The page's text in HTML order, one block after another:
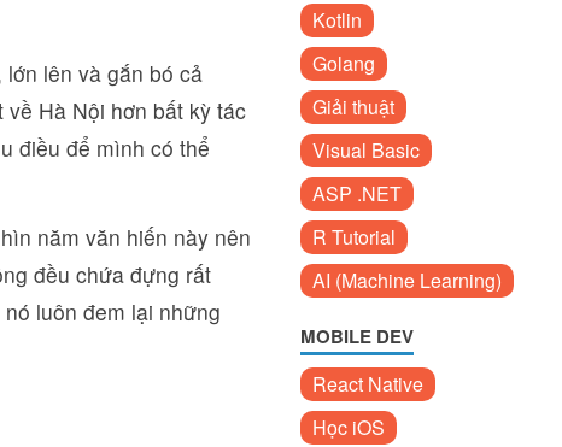
lên và gắn bó cả
Hà Nội hơn bất kỳ tác
điều để mình có thể
năm văn hiến này nên
đều chứa đựng rất
luôn đem lại những
Kotlin
Golang
Giải thuật
Visual Basic
ASP .NET
R Tutorial
AI (Machine Learning)
MOBILE DEV
React Native
Học iOS